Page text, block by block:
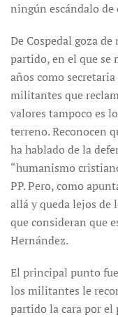
ningún escándalo
De Cospedal goza
partido, en el que se
años como
militantes que
valores tampoco es
terreno. Reconocen
ha hablado de la
“humanismo
PP. Pero, como
allá y queda lejos de
que consideran que
Hernández.
El principal punto
los militantes le
partido la cara por